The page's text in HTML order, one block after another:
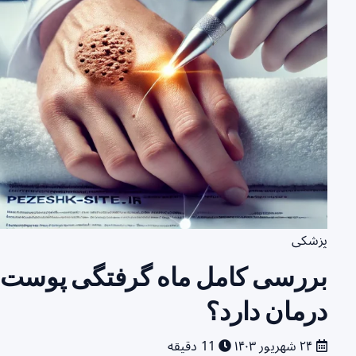
پزشکی
بررسی کامل ماه گرفتگی پوست
درمان دارد؟
11 دقیقه